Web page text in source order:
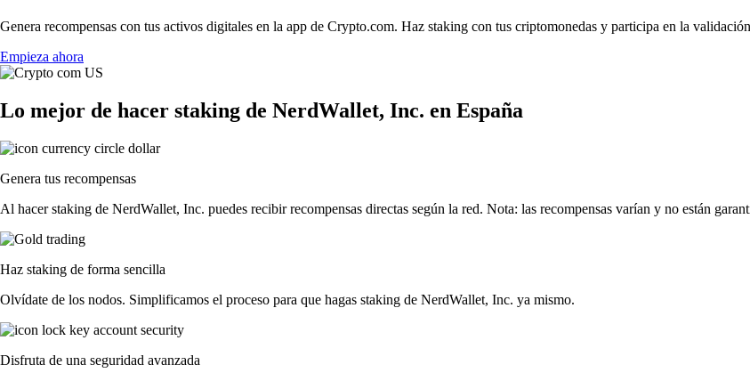
Genera recompensas con tus activos digitales en la app de Crypto.com. Haz staking con tus criptomonedas y participa en la
Empieza ahora
Lo mejor de hacer staking de NerdWallet, Inc. en España
Genera tus recompensas
Al hacer staking de NerdWallet, Inc. puedes recibir recompensas directas según la red. Nota: las recompensas varían y no están
Haz staking de forma sencilla
Olvídate de los nodos. Simplificamos el proceso para que hagas staking de NerdWallet, Inc. ya mismo.
Disfruta de una seguridad avanzada